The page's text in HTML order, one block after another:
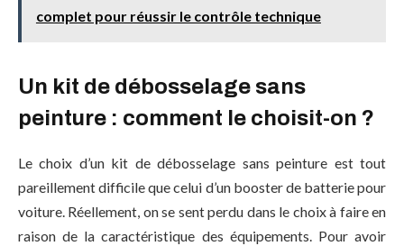
complet pour réussir le contrôle technique
Un kit de débosselage sans
peinture : comment le choisit-on ?
Le choix d’un kit de débosselage sans peinture est tout
pareillement difficile que celui d’un booster de batterie pour
voiture. Réellement, on se sent perdu dans le choix à faire en
raison de la caractéristique des équipements. Pour avoir